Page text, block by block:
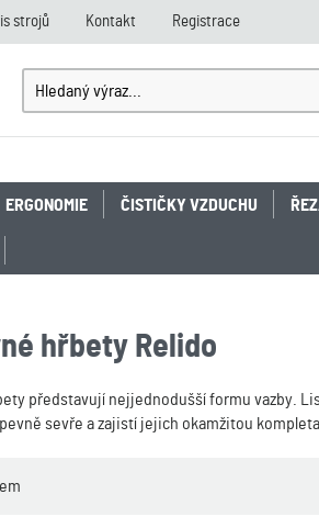
strojů Kontakt Registrace
ERGONOMIE ČISTIČKY VZDUCHU
hřbety Relido
představují nejjednodušší formu vazby.
sevře a zajistí jejich okamžitou